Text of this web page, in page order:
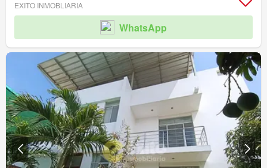
EXITO INMOBLIARIA
WhatsApp